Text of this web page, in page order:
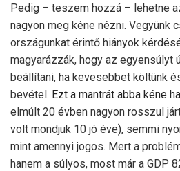
Pedig – teszem hozzá – lehetne
nagyon meg kéne nézni. Vegyünk
országunkat érintő hiányok
magyarázzák, hogy az egyensúlyt
beállítani, ha kevesebbet költünk
bevétel. Ezt a mantrát abba kéne
elmúlt 20 évben nagyon rosszul
volt mondjuk 10 jó éve), semmi
mint amennyi jogos. Mert a
hanem a súlyos, most már a GDP